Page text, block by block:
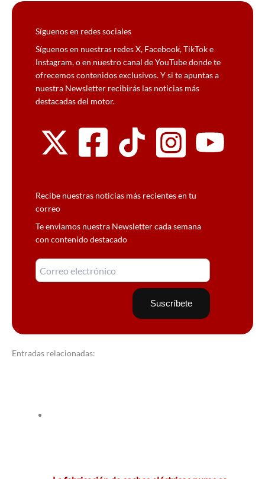
Síguenos en redes sociales
Síguenos en nuestras redes X, Facebook, TikTok e
Instagram, o en nuestro canal de YouTube donde te
ofrecemos contenidos exclusivos. Y si te apuntas a
nuestra Newsletter recibirás las noticias más
destacadas del motor.
Recibe nuestras noticias más recientes en tu
correo
Te enviamos nuestra Newsletter cada semana
con contenido destacado
Entradas relacionadas: